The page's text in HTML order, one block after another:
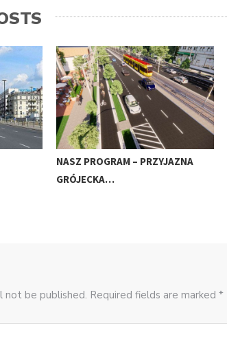
NASZ PROGRAM – PRZYJAZNA
GRÓJECKA…
not be published. Required fields are marked *